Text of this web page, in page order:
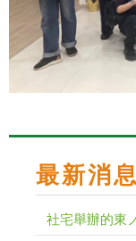
最新消息
社宅舉辦的東